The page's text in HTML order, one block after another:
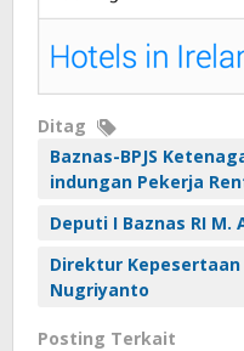
Ditag
Baznas-BPJS
indungan Pekerja
Deputi I Baznas RI
Direktur Kepesertaan
Nugriyanto
Posting Terkait